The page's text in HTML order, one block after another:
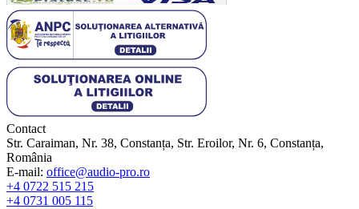
Contact
Str. Caraiman, Nr. 38, Constanța, Str. Eroilor, Nr. 6, Constanța,
România
E-mail: office@audio-pro.ro
+4 0722 515 215
+4 0731 005 115